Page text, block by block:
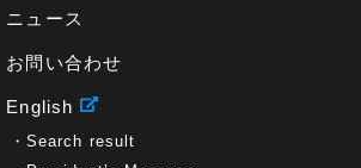
ニュース
お問い合わせ
English
Search result